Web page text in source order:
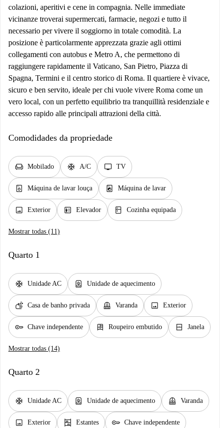
colazioni, aperitivi e cene in compagnia. Nelle immediate
vicinanze troverai supermercati, farmacie, negozi e tutto il
necessario per vivere il soggiorno in totale comodità. La
posizione è particolarmente apprezzata grazie agli ottimi
collegamenti con autobus e Metro A, che permettono di
raggiungere rapidamente il Vaticano, San Pietro, Piazza di
Spagna, Termini e il centro storico di Roma. Il quartiere è vivace,
sicuro e ben servito, ideale per chi vuole vivere Roma come un
vero local, con un perfetto equilibrio tra tranquillità residenziale e
accesso rapido alle principali attrazioni della città.
Comodidades da propriedade
chair Mobilado ac_unit A/C tv TV
dishwasher_gen Máquina de lavar louça local_laundry_service Máquina de lavar
image Exterior elevator Elevador kitchen Cozinha equipada
Mostrar todas (11)
Quarto 1
ac_unit Unidade AC water_heater Unidade de aquecimento
soap Casa de banho privada balcony Varanda image Exterior
key Chave independente dresser Roupeiro embutido window_closed Janela
Mostrar todas (14)
Quarto 2
ac_unit Unidade AC water_heater Unidade de aquecimento balcony Varanda
image Exterior shelves Estantes key Chave independente